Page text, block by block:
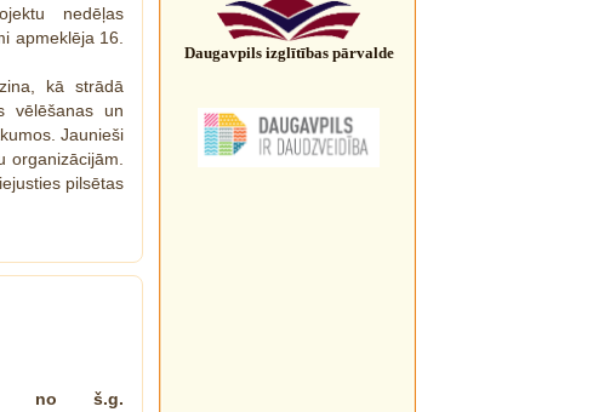
nedēļas
apmeklēja 16.
kā strādā
vēlēšanas un
Jaunieši
pilsētas
no
š.g.
Daugavpils izglītības pārvalde